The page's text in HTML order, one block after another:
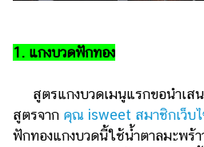
คอร์ส
ออนไลน์
1. แกงบวดฟักทอง
สูตรแกงบวดเมนูแรกขอนำเส
สูตรจาก คุณ isweet สมาชิกเว็บ
ฟักทองแกงบวดนี้ใช้น้ำตาลมะพร้